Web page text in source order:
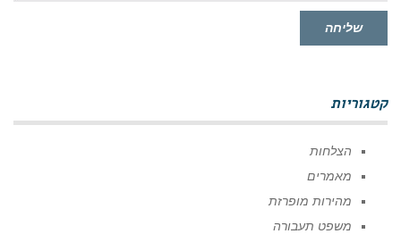
שליחה
קטגוריות
הצלחות
מאמרים
מהירות מופרזת
משפט תעבורה